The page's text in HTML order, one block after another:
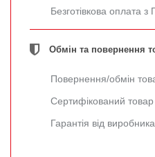
Безготівкова оплата з
Обмін та повернення
Повернення/обмін
Сертифікований товар
Гарантія від виробника